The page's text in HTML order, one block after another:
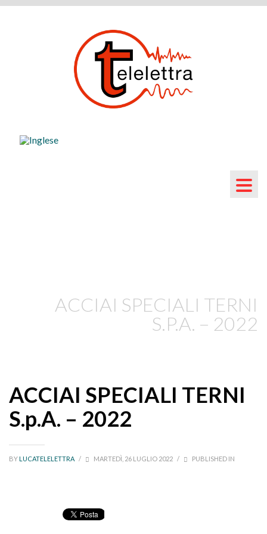
ACCIAI SPECIALI TERNI
S.P.A. – 2022
ACCIAI SPECIALI TERNI
S.p.A. – 2022
BYLUCATELELETTRA / MARTEDÌ, 26 LUGLIO 2022 / PUBLISHED IN